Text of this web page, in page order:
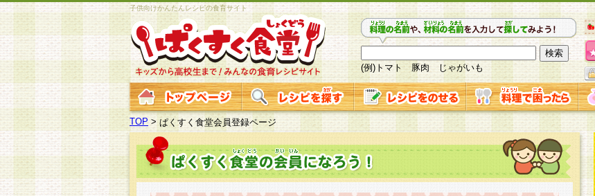
子供向けかんたんレシピの食育サイト
(例)トマト 豚肉 じゃがいも
TOP >ぱくすく食堂会員登録ページ